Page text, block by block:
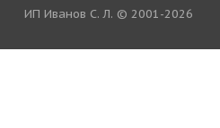
ИП Иванов С. Л. © 2001-2026